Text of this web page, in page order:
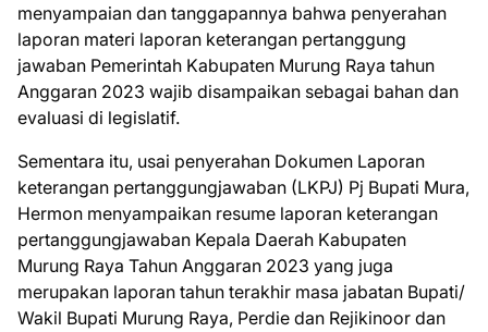
menyampaian dan tanggapannya bahwa penyerahan
laporan materi laporan keterangan pertanggung
jawaban Pemerintah Kabupaten Murung Raya tahun
Anggaran 2023 wajib disampaikan sebagai bahan dan
evaluasi di legislatif.
Sementara itu, usai penyerahan Dokumen Laporan
keterangan pertanggungjawaban (LKPJ) Pj Bupati Mura,
Hermon menyampaikan resume laporan keterangan
pertanggungjawaban Kepala Daerah Kabupaten
Murung Raya Tahun Anggaran 2023 yang juga
merupakan laporan tahun terakhir masa jabatan Bupati/
Wakil Bupati Murung Raya, Perdie dan Rejikinoor dan